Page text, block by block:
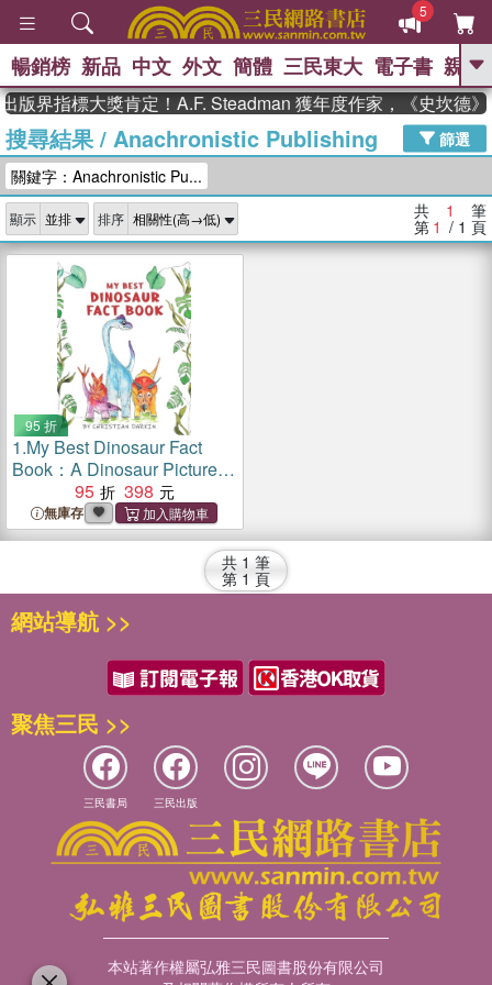
5
GO
熱搜： 東野圭吾 、 高希均教授回憶錄
、 The Odyssey 、 父親節 、 如果歷
獎 臺灣漫遊錄 、 方念華 、 台灣的李
登輝時代
數學女孩：黎曼猜想 、
偉大的迷走神經
暢銷榜 新品 中文 外文 簡體 三民東大 電子書 親子
版界指標大獎肯定！A.F. Steadman 獲年度作家，《史坎德
搜尋結果/ Anachronistic Publishing
篩選
關鍵字：Anachronistic Pu...
顯示 排序 共 1 筆
第 1 / 1 頁
95 折
1.My Best Dinosaur Fact
Book：A Dinosaur Picture
Book For Children Ages 2 to
5. The Perfect Dinosaur
Early Reader For Kids.
95 398
無庫存
共 1 筆
第 1 頁
網站導航 >>
聚焦三民 >>
三民書局 三民出版
本站著作權屬弘雅三民圖書股份有限公司